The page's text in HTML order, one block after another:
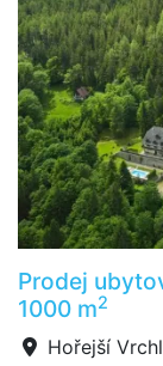
Prodej
1000 m2
Hořejší